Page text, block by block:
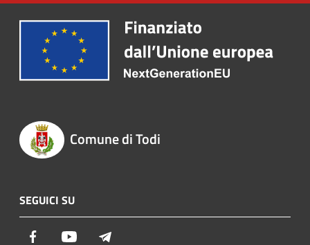
Comune di Todi
SEGUICI SU
Facebook Youtube